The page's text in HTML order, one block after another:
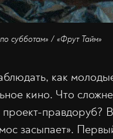
субботам» / «Фрут Тайм»
как
кино. Что
правдоруб?
засыпает».